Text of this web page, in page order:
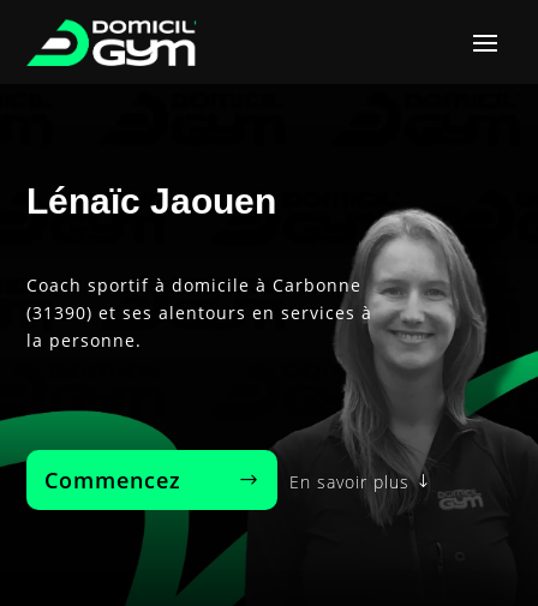
Lénaïc Jaouen
Coach sportif à domicile à Carbonne
(31390) et ses alentours en services à
la personne.
Commencez‎ ‎ ‎ ‎ ‎ ‎ ‎ ‎ En savoir plus